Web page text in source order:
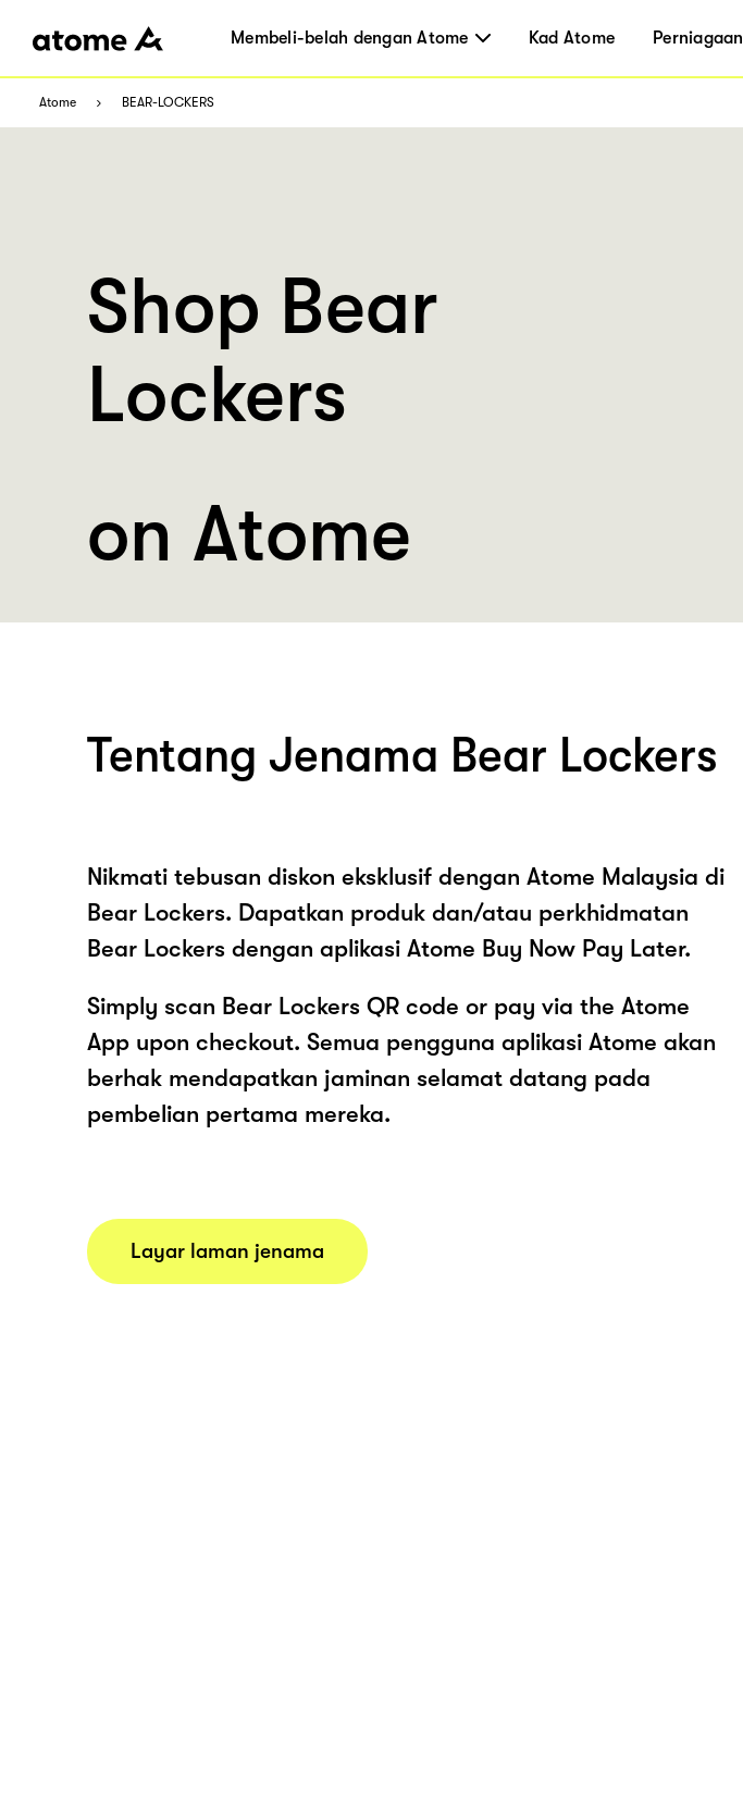
Membeli-belah dengan Atome Kad Atome Perniagaan
Atome BEAR-LOCKERS
Shop Bear
Lockers
on Atome
Tentang Jenama Bear Lockers
Nikmati tebusan diskon eksklusif dengan Atome Malaysia di
Bear Lockers. Dapatkan produk dan/atau perkhidmatan
Bear Lockers dengan aplikasi Atome Buy Now Pay Later.
Simply scan Bear Lockers QR code or pay via the Atome
App upon checkout. Semua pengguna aplikasi Atome akan
berhak mendapatkan jaminan selamat datang pada
pembelian pertama mereka.
Layar laman jenama